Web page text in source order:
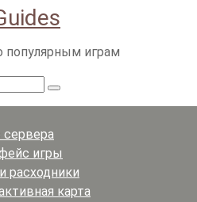
играм
игры
расходники
карта